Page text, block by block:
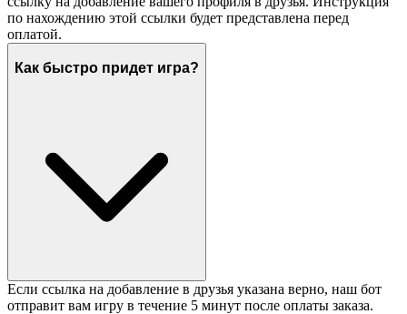
по нахождению этой ссылки будет представлена перед
оплатой.
Как быстро придет игра?
Если ссылка на добавление в друзья указана верно, наш бот
отправит вам игру в течение 5 минут после оплаты заказа.